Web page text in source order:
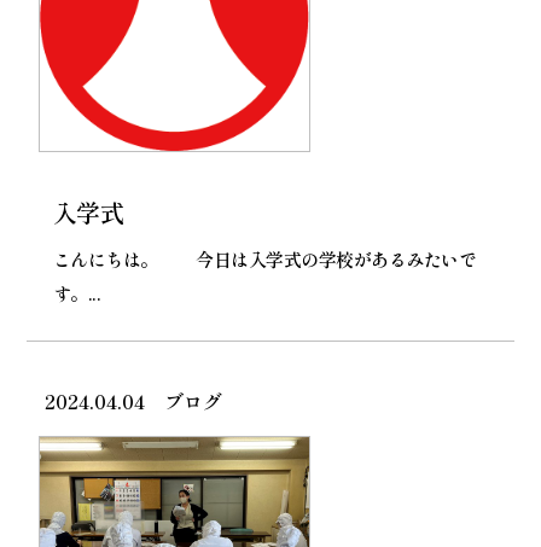
入学式
こんにちは。 今日は入学式の学校があるみたいで
す。...
2024.04.04 ブログ